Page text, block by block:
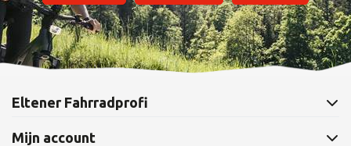
Eltener Fahrradprofi
Mijn account